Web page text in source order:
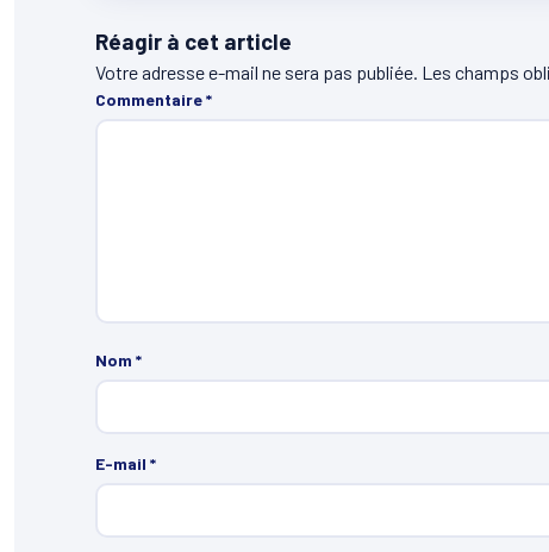
Réagir à cet article
Votre adresse e-mail ne sera pas publiée. Les champs
Commentaire*
Nom *
E-mail *